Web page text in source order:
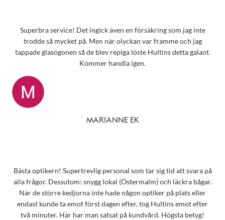
Superbra service! Det ingick även en försäkring som jag inte
trodde så mycket på. Men när olyckan var framme och jag
tappade glasögonen så de blev repiga löste Hultins detta galant.
Kommer handla igen.
MARIANNE EK
Bästa optikern! Supertrevlig personal som tar sig tid att svara på
alla frågor. Dessutom: snygg lokal (Östermalm) och läckra bågar.
När de större kedjorna inte hade någon optiker på plats eller
endast kunde ta emot först dagen efter, tog Hultins emot efter
två minuter. Här har man satsat på kundvård. Högsta betyg!